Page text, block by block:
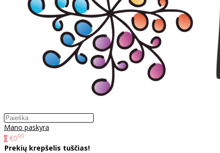
Mano paskyra
0 €000
Prekių krepšelis tuščias!